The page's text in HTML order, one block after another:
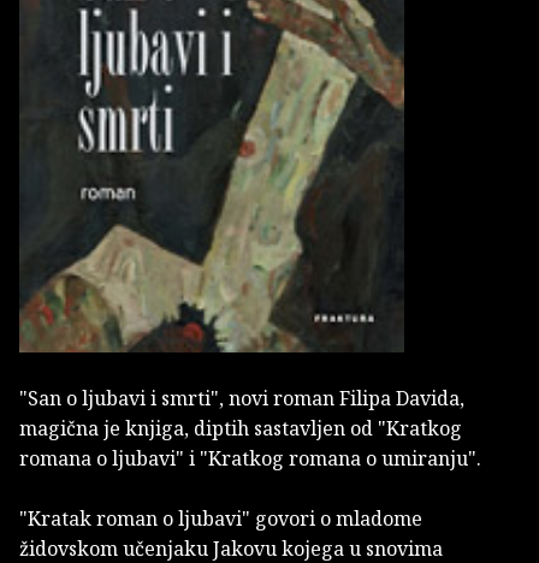
"San o ljubavi i smrti", novi roman Filipa Davida,
magična je knjiga, diptih sastavljen od "Kratkog
romana o ljubavi" i "Kratkog romana o umiranju".
"Kratak roman o ljubavi" govori o mladome
židovskom učenjaku Jakovu kojega u snovima